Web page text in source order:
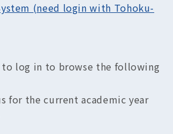
(need login with Tohoku-
to log in to browse the following
for the current academic year